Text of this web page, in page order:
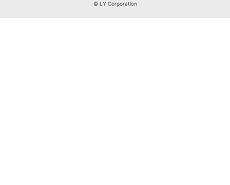
© LY Corporation